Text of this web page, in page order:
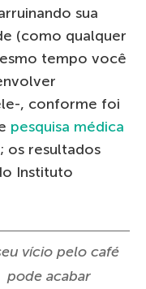
sua
(como qualquer
tempo você
, conforme foi
pesquisa médica
os resultados
Instituto
vício pelo café
pode acabar